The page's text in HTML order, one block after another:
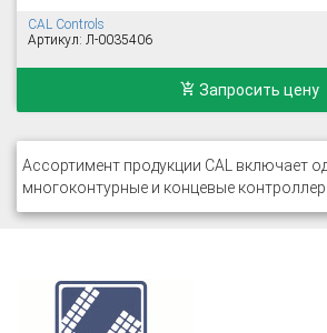
CAL Controls
Артикул: Л-0035406
Запросить цену
Ассортимент продукции CAL включает
многоконтурные и концевые